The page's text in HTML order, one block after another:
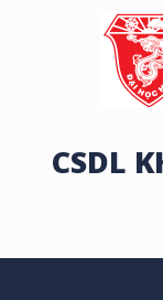
CSDL